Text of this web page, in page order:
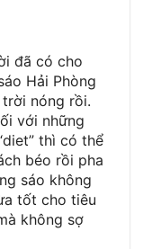
đã có cho
Hải Phòng
nóng rồi.
với những
thì có thể
béo rồi pha
sáo không
tốt cho tiêu
không sợ